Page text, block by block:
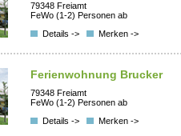
79348 Freiamt
FeWo (1-2) Personen ab
Details ->
Merken ->
Ferienwohnung Brucker
79348 Freiamt
FeWo (1-2) Personen ab
Details ->
Merken ->